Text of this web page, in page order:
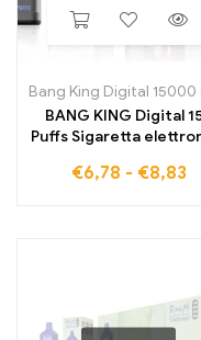
BANG KING Digital
Puffs Sigaretta
prestazioni e dal
€6,78 - €8,83